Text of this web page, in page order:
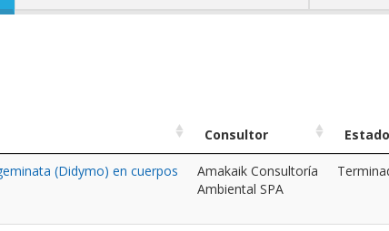
Consultor Estado
(Didymo) en cuerpos
Amakaik Consultoría
Ambiental SPA